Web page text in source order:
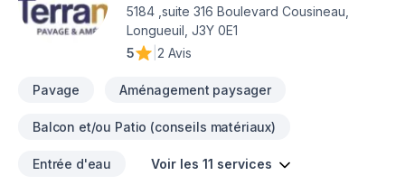
5184 ,suite 316 Boulevard Cousineau,
Longueuil, J3Y 0E1
5
2 Avis
Pavage Aménagement paysager
Balcon et/ou Patio (conseils matériaux)
Entrée d'eau Voir les 11 services